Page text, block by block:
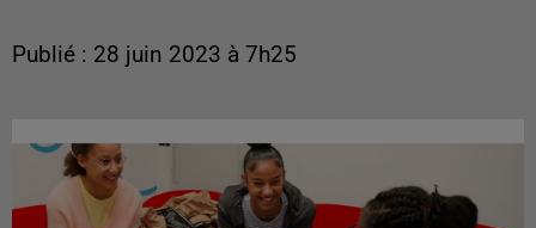
Publié : 28 juin 2023 à 7h25